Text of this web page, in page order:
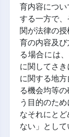
育内容につ
する一方で
関が法律の
育の内容及
る場合には
に関してさ
に関する地
る機会均等
う目的のた
なそれにと
ない」として